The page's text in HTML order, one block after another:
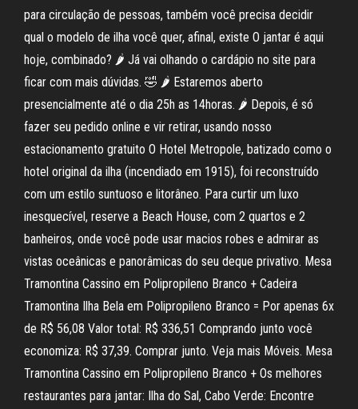
para circulação de pessoas, também você precisa decidir
qual o modelo de ilha você quer, afinal, existe O jantar é aqui
hoje, combinado? 🌶 Já vai olhando o cardápio no site para
ficar com mais dúvidas. 🤣 🌶 Estaremos aberto
presencialmente até o dia 25h as 14horas. 🌶 Depois, é só
fazer seu pedido online e vir retirar, usando nosso
estacionamento gratuito O Hotel Metropole, batizado como o
hotel original da ilha (incendiado em 1915), foi reconstruído
com um estilo suntuoso e litorâneo. Para curtir um luxo
inesquecível, reserve a Beach House, com 2 quartos e 2
banheiros, onde você pode usar macios robes e admirar as
vistas oceânicas e panorâmicas do seu deque privativo. Mesa
Tramontina Cassino em Polipropileno Branco + Cadeira
Tramontina Ilha Bela em Polipropileno Branco = Por apenas 6x
de R$ 56,08 Valor total: R$ 336,51 Comprando junto você
economiza: R$ 37,39. Comprar junto. Veja mais Móveis. Mesa
Tramontina Cassino em Polipropileno Branco + Os melhores
restaurantes para jantar: Ilha do Sal, Cabo Verde: Encontre